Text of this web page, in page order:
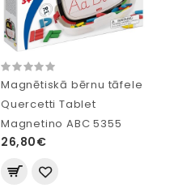
Magnētiskā bērnu tāfele
Quercetti Tablet
Magnetino ABC 5355
26,80€